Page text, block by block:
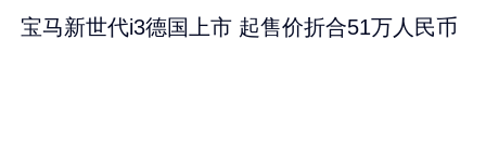
宝马新世代i3德国上市 起售价折合51万人民币